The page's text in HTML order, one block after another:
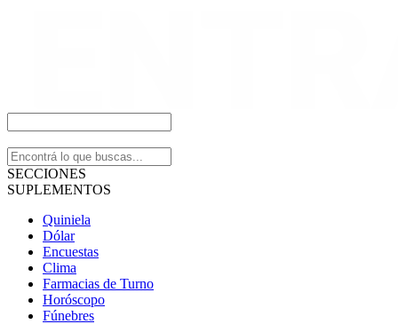
SECCIONES
SUPLEMENTOS
Quiniela
Dólar
Encuestas
Clima
Farmacias de Turno
Horóscopo
Fúnebres